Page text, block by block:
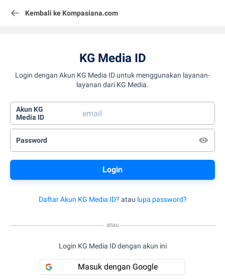
Kembali ke Kompasiana.com
KG Media ID
Login dengan Akun KG Media ID untuk menggunakan layanan-
layanan dari KG Media.
Akun KG
Media ID
Password
Daftar Akun KG Media ID? atau lupa password?
atau
Login KG Media ID dengan akun ini
Masuk dengan Google